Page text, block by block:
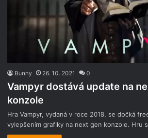
Bunny 26. 10. 2021 0
Vampyr dostává update na
konzole
Hra Vampyr, vydaná v roce 2018, se dočká
vylepšením grafiky na next gen konzole. Hru